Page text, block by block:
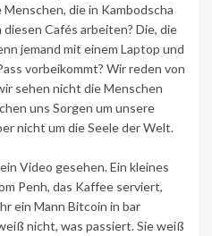
die in Kambodscha
diesen Cafés arbeiten? Die, die
jemand mit einem Laptop und
vorbeikommt? Wir reden von
sehen nicht die Menschen
uns Sorgen um unsere
nicht um die Seele der Welt.
Video gesehen. Ein kleines
Penh, das Kaffee serviert,
ein Mann Bitcoin in bar
nicht, was passiert. Sie weiß